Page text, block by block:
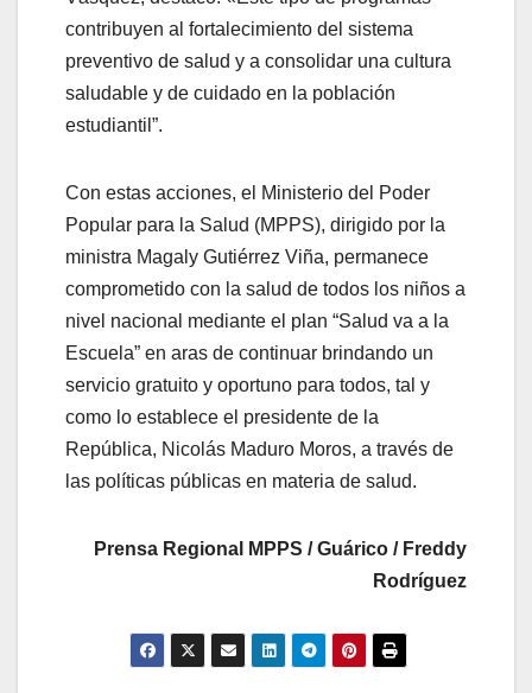
contribuyen al fortalecimiento del sistema
preventivo de salud y a consolidar una cultura
saludable y de cuidado en la población
estudiantil”.
Con estas acciones, el Ministerio del Poder
Popular para la Salud (MPPS), dirigido por la
ministra Magaly Gutiérrez Viña, permanece
comprometido con la salud de todos los niños a
nivel nacional mediante el plan “Salud va a la
Escuela” en aras de continuar brindando un
servicio gratuito y oportuno para todos, tal y
como lo establece el presidente de la
República, Nicolás Maduro Moros, a través de
las políticas públicas en materia de salud.
Prensa Regional MPPS / Guárico / Freddy
Rodríguez